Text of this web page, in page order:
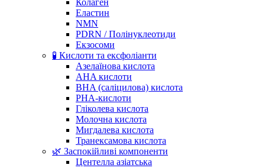
Колаген
Еластин
NMN
PDRN / Полінуклеотиди
Екзосоми
🧪 Кислоти та ексфоліанти
Азелаїнова кислота
AHA кислоти
BHA (саліцилова) кислота
PHA-кислоти
Гліколева кислота
Молочна кислота
Мигдалева кислота
Транексамова кислота
🌿 Заспокійливі компоненти
Центелла азіатська